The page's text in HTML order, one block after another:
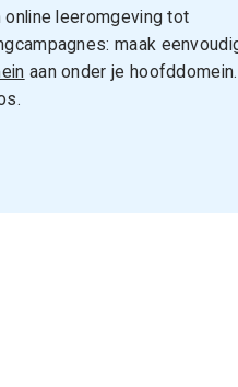
online leeromgeving tot
maak
aan onder je